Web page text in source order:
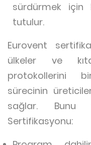
sürdürmek
tutulur.
Eurovent
ülkeler ve
protokollerini
sürecinin
sağlar. Bunu
Sertifikasyonu: